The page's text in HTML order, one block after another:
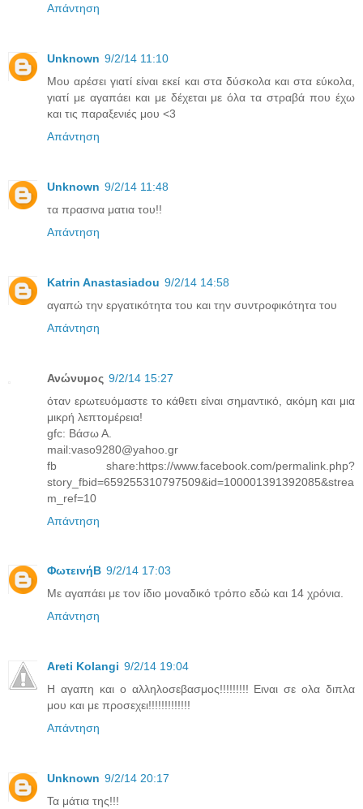
Απάντηση
Unknown 9/2/14 11:10
Moυ αρέσει γιατί είναι εκεί και στα δύσκολα και στα εύκολα,
γιατί με αγαπάει και με δέχεται με όλα τα στραβά που έχω
και τις παραξενιές μου <3
Απάντηση
Unknown 9/2/14 11:48
τα πρασινα ματια του!!
Απάντηση
Katrin Anastasiadou 9/2/14 14:58
αγαπώ την εργατικότητα του και την συντροφικότητα του
Απάντηση
Ανώνυμος 9/2/14 15:27
όταν ερωτευόμαστε το κάθετι είναι σημαντικό, ακόμη και μια
μικρή λεπτομέρεια!
gfc: Βάσω Α.
mail:vaso9280@yahoo.gr
fb share:https://www.facebook.com/permalink.php?
story_fbid=659255310797509&id=100001391392085&strea
m_ref=10
Απάντηση
ΦωτεινήΒ 9/2/14 17:03
Με αγαπάει με τον ίδιο μοναδικό τρόπο εδώ και 14 χρόνια.
Απάντηση
Areti Kolangi 9/2/14 19:04
Η αγαπη και ο αλληλοσεβασμος!!!!!!!!! Ειναι σε ολα διπλα
μου και με προσεχει!!!!!!!!!!!!!
Απάντηση
Unknown 9/2/14 20:17
Τα μάτια της!!!